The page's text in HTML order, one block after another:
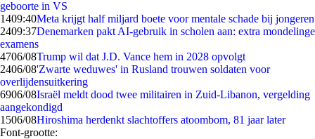
geboorte in VS
1409:40Meta krijgt half miljard boete voor mentale schade bij jongeren
2409:37Denemarken pakt AI-gebruik in scholen aan: extra mondelinge
examens
4706/08Trump wil dat J.D. Vance hem in 2028 opvolgt
2406/08'Zwarte weduwes' in Rusland trouwen soldaten voor
overlijdensuitkering
6906/08Israël meldt dood twee militairen in Zuid-Libanon, vergelding
aangekondigd
1506/08Hiroshima herdenkt slachtoffers atoombom, 81 jaar later
Font-grootte: